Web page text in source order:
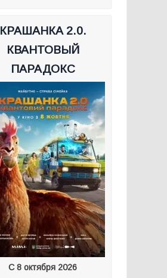
КРАШАНКА 2.0.
КВАНТОВЫЙ
ПАРАДОКС
С 8 октября 2026